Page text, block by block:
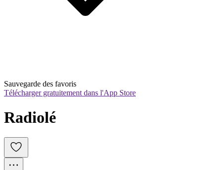
Sauvegarde des favoris
Télécharger gratuitement dans l'App Store
Radiolé